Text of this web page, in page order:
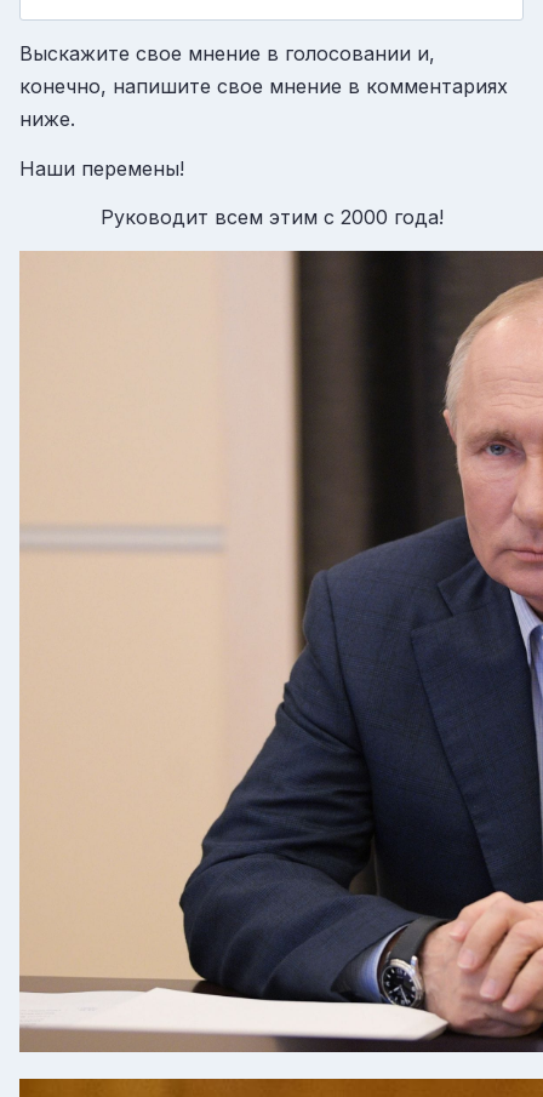
Выскажите свое мнение в голосовании и,
конечно, напишите свое мнение в комментариях
ниже.
Наши перемены!
Руководит всем этим с 2000 года!